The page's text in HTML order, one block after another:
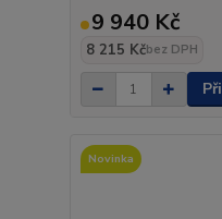
9 940 Kč
8 215 Kčbez DPH
Novinka